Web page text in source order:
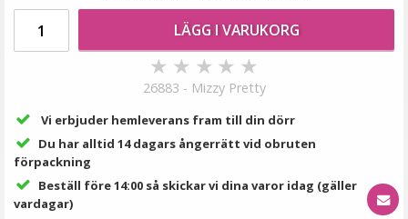
Platt tång för isättning av microringar - Svart
LÄGG I VARUKORG
★ ★ ★ ★ ★
26883 - Mizzy Pretty
Vi erbjuder hemleverans fram till din dörr
Du har alltid 14 dagars ångerrätt vid obruten
förpackning
Beställ före 14:00 så skickar vi dina varor idag (gäller
vardagar)